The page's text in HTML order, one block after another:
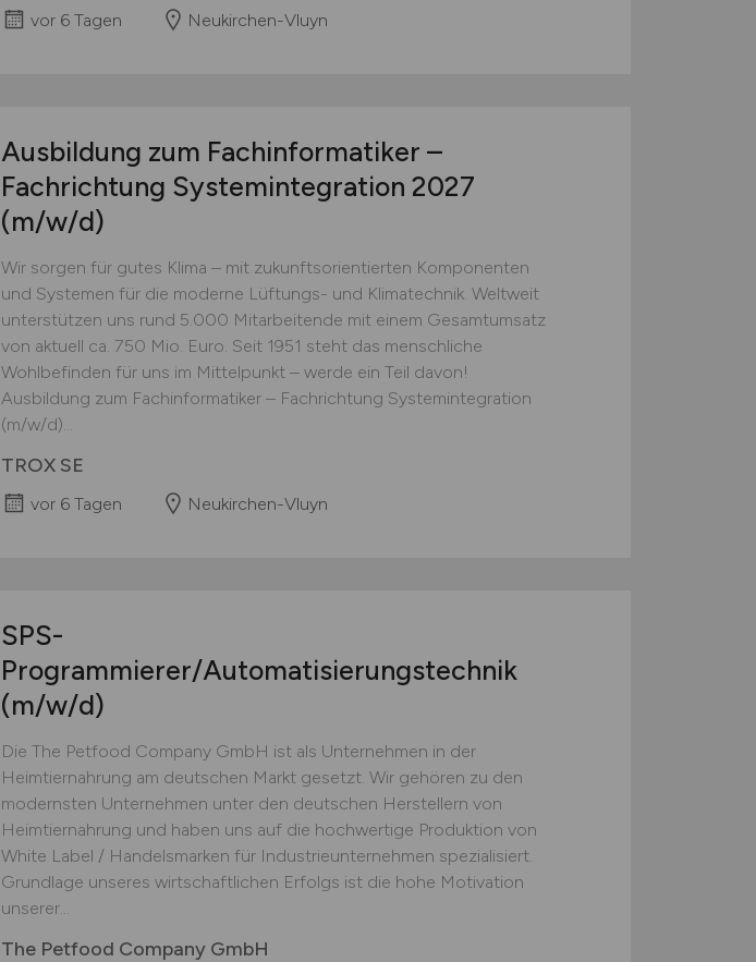
vor 6 Tagen Neukirchen-Vluyn
Ausbildung zum Fachinformatiker –
Fachrichtung Systemintegration 2027
(m/w/d)
Wir sorgen für gutes Klima – mit zukunftsorientierten Komponenten
und Systemen für die moderne Lüftungs- und Klimatechnik. Weltweit
unterstützen uns rund 5.000 Mitarbeitende mit einem Gesamtumsatz
von aktuell ca. 750 Mio. Euro. Seit 1951 steht das menschliche
Wohlbefinden für uns im Mittelpunkt – werde ein Teil davon!
Ausbildung zum Fachinformatiker – Fachrichtung Systemintegration
(m/w/d)...
TROX SE
vor 6 Tagen Neukirchen-Vluyn
SPS-
Programmierer/Automatisierungstechnik
(m/w/d)
Die The Petfood Company GmbH ist als Unternehmen in der
Heimtiernahrung am deutschen Markt gesetzt. Wir gehören zu den
modernsten Unternehmen unter den deutschen Herstellern von
Heimtiernahrung und haben uns auf die hochwertige Produktion von
White Label / Handelsmarken für Industrieunternehmen spezialisiert.
Grundlage unseres wirtschaftlichen Erfolgs ist die hohe Motivation
unserer...
The Petfood Company GmbH